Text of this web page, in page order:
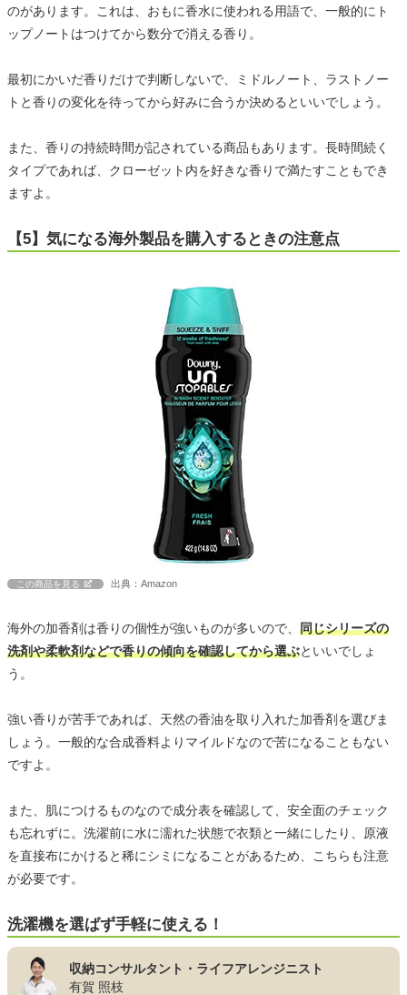
のがあります。これは、おもに香水に使われる用語で、一般的にト
ップノートはつけてから数分で消える香り。
最初にかいだ香りだけで判断しないで、ミドルノート、ラストノー
トと香りの変化を待ってから好みに合うか決めるといいでしょう。
また、香りの持続時間が記されている商品もあります。長時間続く
タイプであれば、クローゼット内を好きな香りで満たすこともでき
ますよ。
【5】気になる海外製品を購入するときの注意点
この商品を見る 出典：Amazon
海外の加香剤は香りの個性が強いものが多いので、 同じシリーズの
洗剤や柔軟剤などで香りの傾向を確認してから選ぶといいでしょ
う。
強い香りが苦手であれば、天然の香油を取り入れた加香剤を選びま
しょう。一般的な合成香料よりマイルドなので苦になることもない
ですよ。
また、肌につけるものなので成分表を確認して、安全面のチェック
も忘れずに。洗濯前に水に濡れた状態で衣類と一緒にしたり、原液
を直接布にかけると稀にシミになることがあるため、こちらも注意
が必要です。
洗濯機を選ばず手軽に使える！
収納コンサルタント・ライフアレンジニスト
有賀 照枝